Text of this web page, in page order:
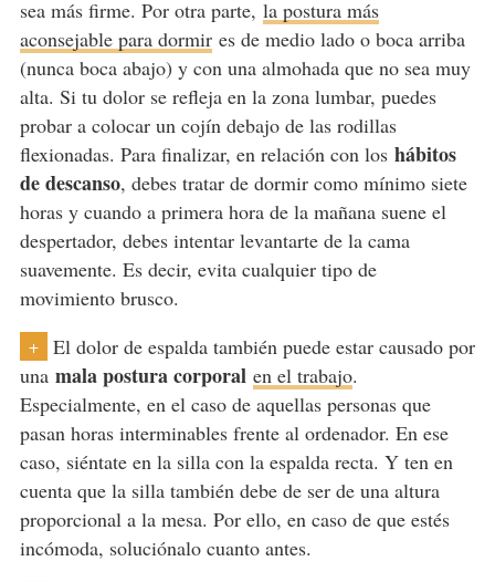
sea más firme. Por otra parte, la postura más
aconsejable para dormires de medio lado o boca arriba
(nunca boca abajo) y con una almohada que no sea muy
alta. Si tu dolor se refleja en la zona lumbar, puedes
probar a colocar un cojín debajo de las rodillas
flexionadas. Para finalizar, en relación con los hábitos
de descanso, debes tratar de dormir como mínimo siete
horas y cuando a primera hora de la mañana suene el
despertador, debes intentar levantarte de la cama
suavemente. Es decir, evita cualquier tipo de
movimiento brusco.
+
El dolor de espalda también puede estar causado por
una mala postura corporal en el trabajo.
Especialmente, en el caso de aquellas personas que
pasan horas interminables frente al ordenador. En ese
caso, siéntate en la silla con la espalda recta. Y ten en
cuenta que la silla también debe de ser de una altura
proporcional a la mesa. Por ello, en caso de que estés
incómoda, soluciónalo cuanto antes.